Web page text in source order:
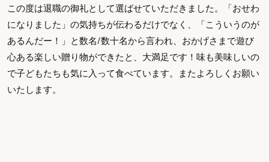
この度は退職の御礼として選ばせていただきました。「おせわ
になりました」の気持ちが伝わるだけでなく、「こういうのが
あるんだー！」と数名/数十名から言われ、おかげさまで遊び
心ある楽しい贈り物ができたと、大満足です！味も美味しいの
で子どもたちも気に入って食べています。またよろしくお願い
いたします。